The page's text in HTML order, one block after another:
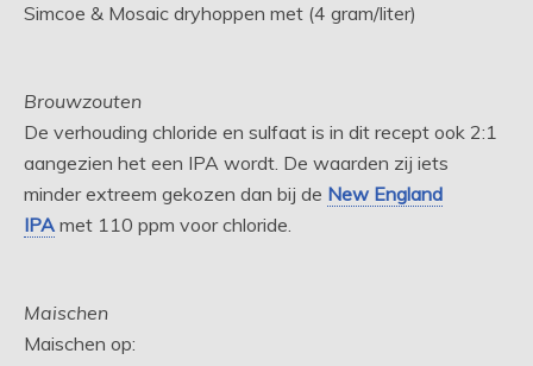
Simcoe & Mosaic dryhoppen met (4 gram/liter)
Brouwzouten
De verhouding chloride en sulfaat is in dit recept ook 2:1
aangezien het een IPA wordt. De waarden zij iets
minder extreem gekozen dan bij de New England
IPA met 110 ppm voor chloride.
Maischen
Maischen op: